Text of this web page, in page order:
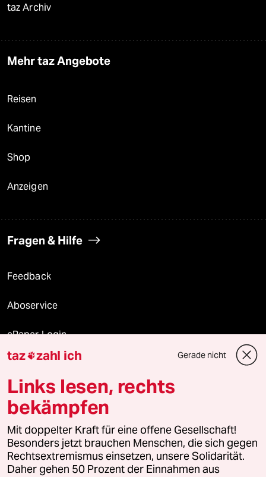
taz Archiv
Mehr taz Angebote
Reisen
Kantine
Shop
Anzeigen
Fragen & Hilfe
Feedback
Aboservice
ePaper Login
Downloads für Abonnierende
© 2026 taz Verlags und Vertriebs GmbH
Alle Rechte vorbehalten. Bei rechtlichen Fragen oder für Genehmigungen
wenden Sie sich bitte an lizenzen@taz.de
Feedback Redaktionsstatut Kommune-Richtlinien
taz zahl ich Gerade nicht
Links lesen, rechts
bekämpfen
Mit doppelter Kraft für eine offene Gesellschaft!
Besonders jetzt brauchen Menschen, die sich gegen
Rechtsextremismus einsetzen, unsere Solidarität.
Daher gehen 50 Prozent der Einnahmen aus